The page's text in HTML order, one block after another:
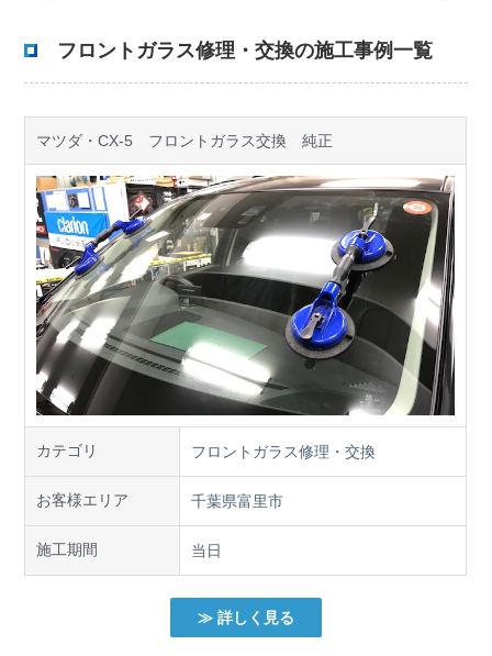
フロントガラス修理・交換の施工事例一覧
マツダ・CX-5 フロントガラス交換 純正
カテゴリ フロントガラス修理・交換
お客様エリア 千葉県富里市
施工期間 当日
≫ 詳しく見る